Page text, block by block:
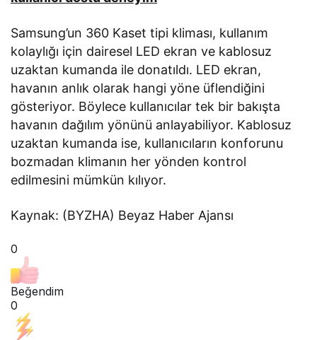
Samsung’un 360 Kaset tipi kliması, kullanım
kolaylığı için dairesel LED ekran ve kablosuz
uzaktan kumanda ile donatıldı. LED ekran,
havanın anlık olarak hangi yöne üflendiğini
gösteriyor. Böylece kullanıcılar tek bir bakışta
havanın dağılım yönünü anlayabiliyor. Kablosuz
uzaktan kumanda ise, kullanıcıların konforunu
bozmadan klimanın her yönden kontrol
edilmesini mümkün kılıyor.
Kaynak: (BYZHA) Beyaz Haber Ajansı
0
Beğendim
0